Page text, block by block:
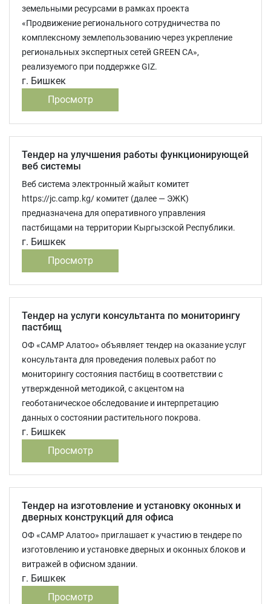
земельными ресурсами в рамках проекта
«Продвижение регионального сотрудничества по
комплексному землепользованию через укрепление
региональных экспертных сетей GREEN CA»,
реализуемого при поддержке GIZ.
г. Бишкек
Просмотр
Тендер на улучшения работы функционирующей
веб системы
Веб система электронный жайыт комитет
https://jc.camp.kg/ комитет (далее — ЭЖК)
предназначена для оперативного управления
пастбищами на территории Кыргызской Республики.
г. Бишкек
Просмотр
Тендер на услуги консультанта по мониторингу
пастбищ
ОФ «САМР Алатоо» объявляет тендер на оказание услуг
консультанта для проведения полевых работ по
мониторингу состояния пастбищ в соответствии с
утвержденной методикой, с акцентом на
геоботаническое обследование и интерпретацию
данных о состоянии растительного покрова.
г. Бишкек
Просмотр
Тендер на изготовление и установку оконных и
дверных конструкций для офиса
ОФ «CAMP Алатоо» приглашает к участию в тендере по
изготовлению и установке дверных и оконных блоков и
витражей в офисном здании.
г. Бишкек
Просмотр